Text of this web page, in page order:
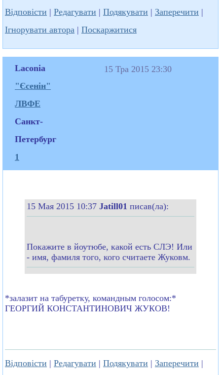
Відповісти | Редагувати | Подякувати | Заперечити |
Ігнорувати автора | Поскаржитися
Laconia
"Єсенін"
ЛВФЕ
Санкт-
Петербург
1
15 Тра 2015 23:30
15 Мая 2015 10:37 Jatill01 писав(ла):
Покажите в йоутюбе, какой есть СЛЭ! Или
- имя, фамиля того, кого считаете Жуковм.
*залазит на табуретку, командным голосом:*
ГЕОРГИЙ КОНСТАНТИНОВИЧ ЖУКОВ!
Відповісти | Редагувати | Подякувати | Заперечити |